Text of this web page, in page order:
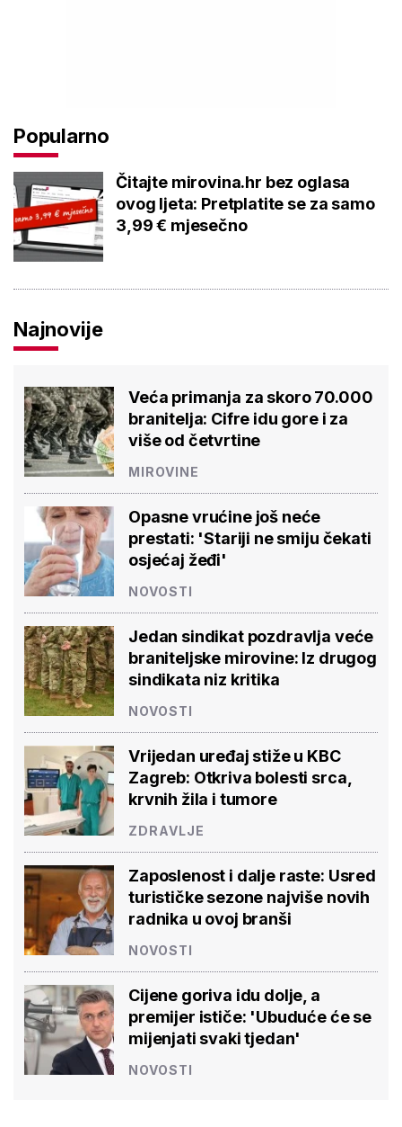
Popularno
Čitajte mirovina.hr bez oglasa
ovog ljeta: Pretplatite se za samo
3,99 € mjesečno
Najnovije
Veća primanja za skoro 70.000
branitelja: Cifre idu gore i za
više od četvrtine
MIROVINE
Opasne vrućine još neće
prestati: 'Stariji ne smiju čekati
osjećaj žeđi'
NOVOSTI
Jedan sindikat pozdravlja veće
braniteljske mirovine: Iz drugog
sindikata niz kritika
NOVOSTI
Vrijedan uređaj stiže u KBC
Zagreb: Otkriva bolesti srca,
krvnih žila i tumore
ZDRAVLJE
Zaposlenost i dalje raste: Usred
turističke sezone najviše novih
radnika u ovoj branši
NOVOSTI
Cijene goriva idu dolje, a
premijer ističe: 'Ubuduće će se
mijenjati svaki tjedan'
NOVOSTI